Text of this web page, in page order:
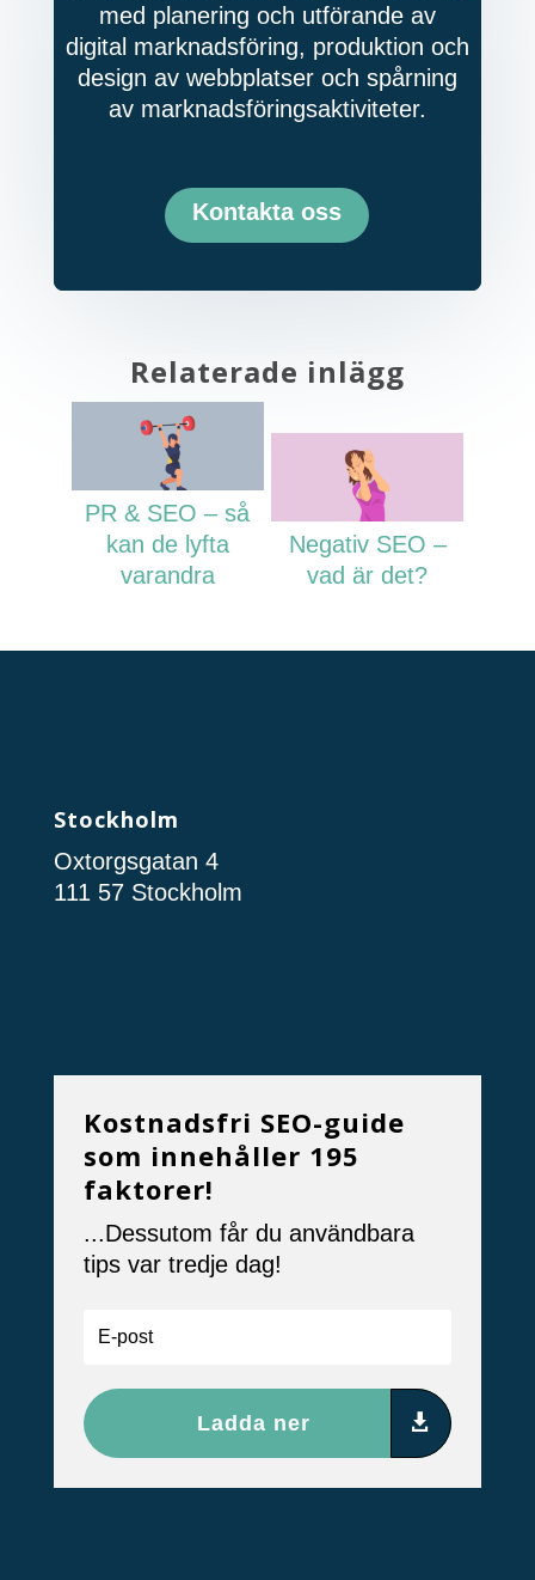
med planering och utförande av
digital marknadsföring, produktion och
design av webbplatser och spårning
av marknadsföringsaktiviteter.
Kontakta oss
Relaterade inlägg
PR & SEO – så
kan de lyfta
varandra
Negativ SEO –
vad är det?
Stockholm
Oxtorgsgatan 4
111 57 Stockholm
Kostnadsfri SEO-guide
som innehåller 195
faktorer!
...Dessutom får du användbara
tips var tredje dag!
Ladda ner